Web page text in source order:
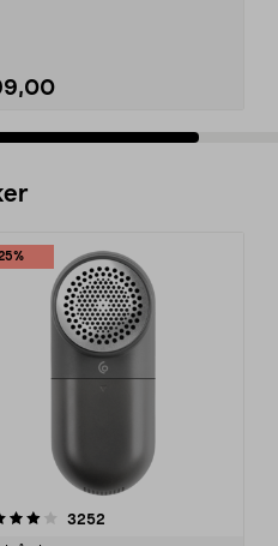
3252
4.5av 5 stjärnor